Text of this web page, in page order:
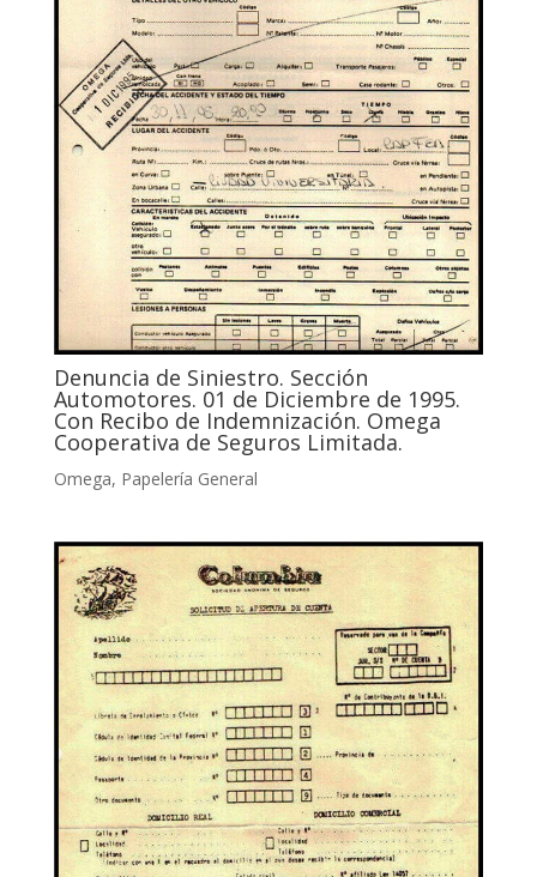
Denuncia de Siniestro. Sección
Automotores. 01 de Diciembre de 1995.
Con Recibo de Indemnización. Omega
Cooperativa de Seguros Limitada.
Omega, Papelería General